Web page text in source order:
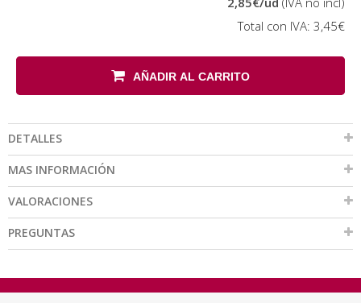
Total con IVA: 3,45€
AÑADIR AL CARRITO
DETALLES
MAS INFORMACIÓN
VALORACIONES
PREGUNTAS